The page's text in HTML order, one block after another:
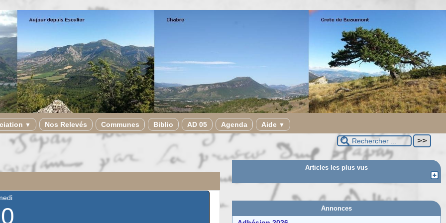
▼ Nos Relevés Communes Biblio AD 05 Agenda Aide ▼
Articles les plus vus
Annonces